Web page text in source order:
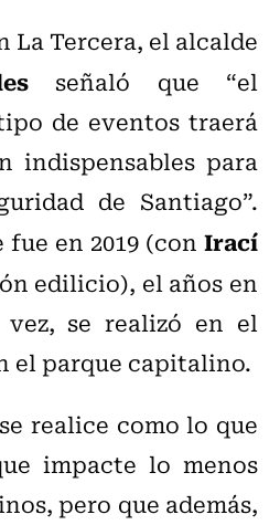
La Tercera, el alcalde
señaló que “el
de eventos traerá
indispensables para
de Santiago”.
fue en 2019 (con Irací
edilicio), el años en
se realizó en el
el parque capitalino.
realice como lo que
impacte lo menos
pero que además,